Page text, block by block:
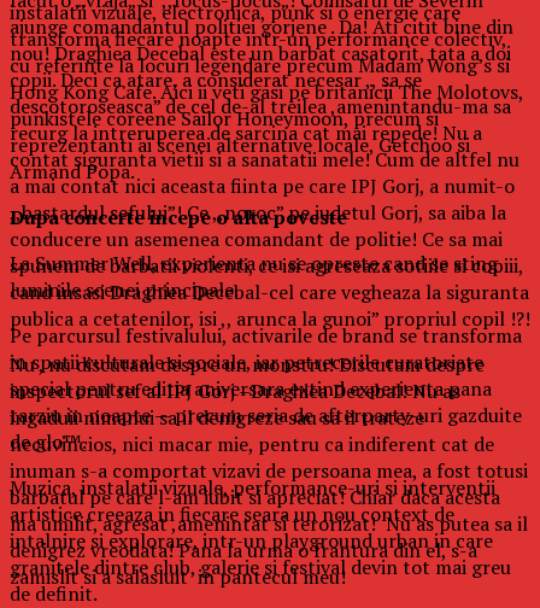
ajunge comandantul politiei gorjene . Da! Ati citit bine din
nou! Draghiea Decebal este un barbat casatorit, tata a doi
copii. Deci ca atare, a considerat necesar ,, sa se
descotoroseasca” de cel de-al treilea ,amenintandu-ma sa
recurg la intreruperea de sarcina cat mai repede! Nu a
contat siguranta vietii si a sanatatii mele! Cum de altfel nu
a mai contat nici aceasta fiinta pe care IPJ Gorj, a numit-o
,,bastardul sefului”! Ce ,,noroc” pe judetul Gorj, sa aiba la
conducere un asemenea comandant de politie! Ce sa mai
spunem de barbatii violenti, ce isi agreseaza sotiile si copiii,
cand insasi Draghiea Decebal-cel care vegheaza la siguranta
publica a cetatenilor, isi ,, arunca la gunoi” propriul copil !?!
Nu , nu discutam despre un monstru! Discutam despre
inspectorul sef al IPJ Gorj –Draghiea Decebal! Nu as
ingaduii nimanui sa il denigreze sau sa il trateze
necuvincios, nici macar mie, pentru ca indiferent cat de
inuman s-a comportat vizavi de persoana mea, a fost totusi
barbatul pe care l-am iubit si apreciat! Chiar daca acesta
ma umilit, agresat ,amenintat si terorizat! Nu as putea sa il
denigrez vreodata! Pana la urma o frantura din el, s-a
zamislit si a salasluit in pantecul meu!
instalatii vizuale, electronica, punk si o energie care
transforma fiecare noapte intr-un performance colectiv,
cu referinte la locuri legendare precum Madam Wong’s si
Hong Kong Cafe. Aici ii veti gasi pe britanicii The Molotovs,
punkistele coreene Sailor Honeymoon, precum si
reprezentanti ai scenei alternative locale, Getchoo si
Armand Popa.
Dupa concerte incepe o alta poveste
La Summer Well, experienta nu se opreste cand se sting
luminile scenei principale.
Pe parcursul festivalului, activarile de brand se transforma
in spatii culturale si sociale, iar petrecerile curatoriate
special pentru editia aniversara extind experienta pana
tarziu in noapte — precum seria de afterparty-uri gazduite
de glo™.
Muzica, instalatii vizuale, performance-uri si interventii
artistice creeaza in fiecare seara un nou context de
intalnire si explorare, intr-un playground urban in care
granitele dintre club, galerie si festival devin tot mai greu
de definit.